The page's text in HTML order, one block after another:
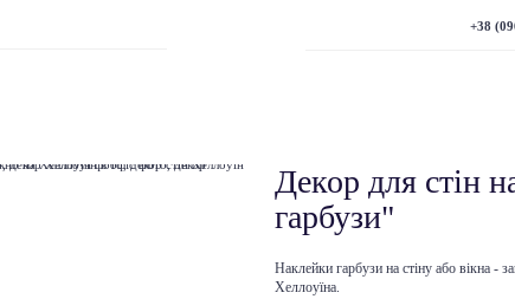
+38
Декор для стін
гарбузи"
Наклейки гарбузи на стіну або вікна -
Хеллоуїна.